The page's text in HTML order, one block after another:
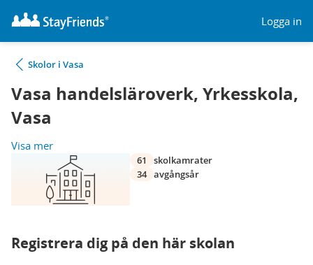
Logga in
Skolor i Vasa
Vasa handelsläroverk, Yrkesskola,
Vasa
Visa mer
61
skolkamrater
34 avgångsår
Registrera dig på den här skolan